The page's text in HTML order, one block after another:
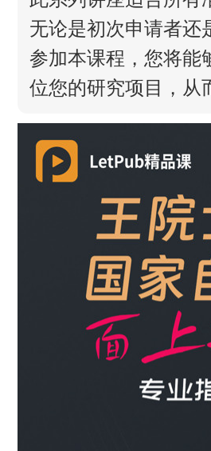
无论是初次申请者
参加本课程，您将
位您的研究项目，从